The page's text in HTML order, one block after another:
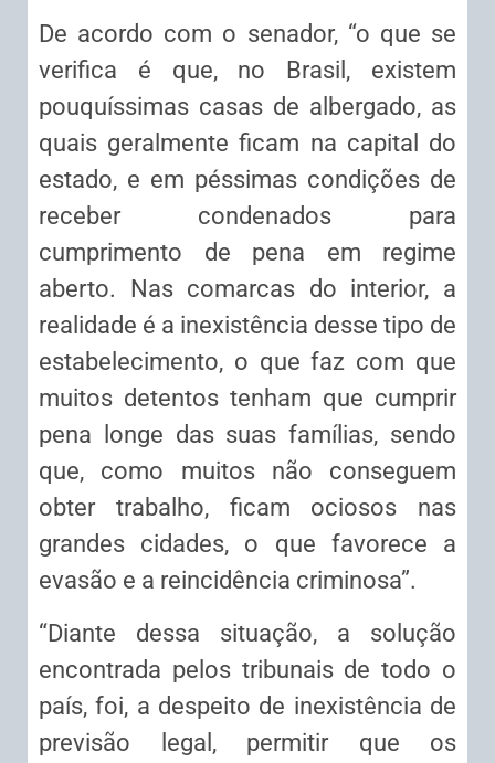
De acordo com o senador, “o que se
verifica é que, no Brasil, existem
pouquíssimas casas de albergado, as
quais geralmente ficam na capital do
estado, e em péssimas condições de
receber condenados para
cumprimento de pena em regime
aberto. Nas comarcas do interior, a
realidade é a inexistência desse tipo de
estabelecimento, o que faz com que
muitos detentos tenham que cumprir
pena longe das suas famílias, sendo
que, como muitos não conseguem
obter trabalho, ficam ociosos nas
grandes cidades, o que favorece a
evasão e a reincidência criminosa”.
“Diante dessa situação, a solução
encontrada pelos tribunais de todo o
país, foi, a despeito de inexistência de
previsão legal, permitir que os